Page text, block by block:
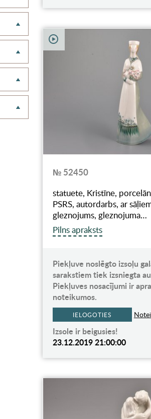
№ 52450
statuete, Kristīne,
PSRS, autordarbs, ar
gleznojums, gleznojuma…
Pilns apraksts
Piekļuve noslēgto izsoļu
sarakstiem tiek izsniegta
Piekļuves nosacījumi ir
noteikumos.
IELOGOTIES
Izsole ir beigusies!
23.12.2019 21:00:00